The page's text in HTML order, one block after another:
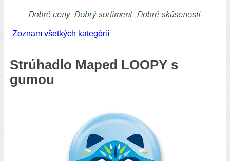
Zoznam všetkých kategórií
Strúhadlo Maped LOOPY s
gumou